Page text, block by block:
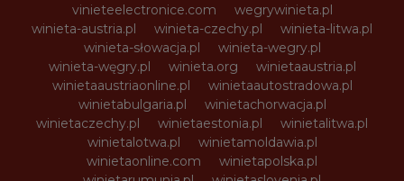
vinieteelectronice.com
wegrywinieta.pl
winieta-austria.pl
winieta-czechy.pl
winieta-litwa.pl
winieta-słowacja.pl
winieta-wegry.pl
winieta-węgry.pl
winieta.org
winietaaustria.pl
winietaaustriaonline.pl
winietaautostradowa.pl
winietabulgaria.pl
winietachorwacja.pl
winietaczechy.pl
winietaestonia.pl
winietalitwa.pl
winietalotwa.pl
winietamoldawia.pl
winietaonline.com
winietapolska.pl